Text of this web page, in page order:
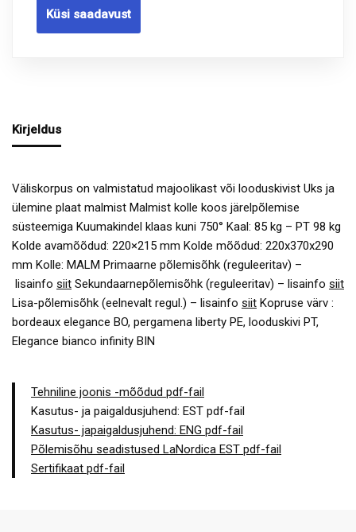
Küsi saadavust
Kirjeldus
Väliskorpus on valmistatud majoolikast või looduskivist Uks ja
ülemine plaat malmist Malmist kolle koos järelpõlemise
süsteemiga Kuumakindel klaas kuni 750° Kaal: 85 kg – PT 98 kg
Kolde avamõõdud: 220×215 mm Kolde mõõdud: 220x370x290
mm Kolle: MALM Primaarne põlemisõhk (reguleeritav) –
lisainfo siit Sekundaarnepõlemisõhk (reguleeritav) – lisainfo siit
Lisa-põlemisõhk (eelnevalt regul.) – lisainfo siit Kopruse värv :
bordeaux elegance BO, pergamena liberty PE, looduskivi PT,
Elegance bianco infinity BIN
Tehniline joonis -mõõdud pdf-fail
Kasutus- ja paigaldusjuhend: EST pdf-fail
Kasutus- japaigaldusjuhend: ENG pdf-fail
Põlemisõhu seadistused LaNordica EST pdf-fail
Sertifikaat pdf-fail